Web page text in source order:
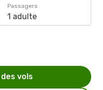
Passagers
1 adulte
vols